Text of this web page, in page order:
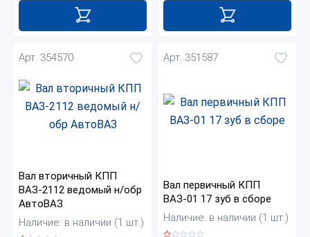
Арт. 354570
Вал вторичный КПП
ВАЗ-2112 ведомый н/обр
АвтоВАЗ
Наличие: в наличии (1 шт.)
Арт. 351587
Вал первичный КПП
ВАЗ-01 17 зуб в сборе
Наличие: в наличии (1 шт.)